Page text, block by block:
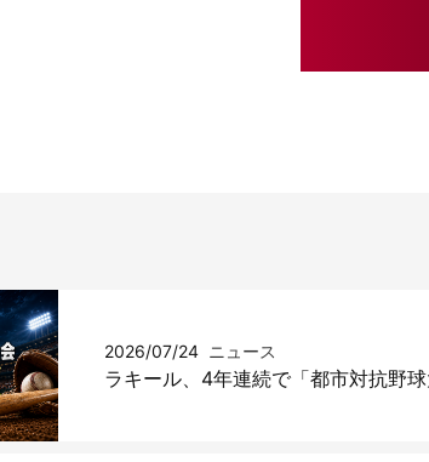
2026/07/24 ニュース
ラキール、4年連続で「都市対抗野